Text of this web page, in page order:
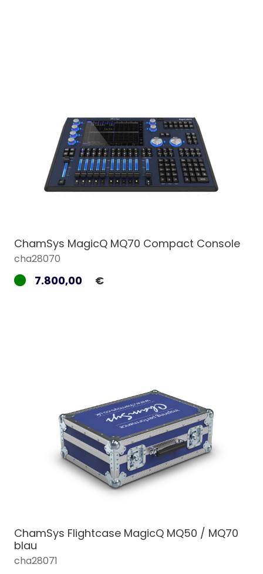
ChamSys MagicQ MQ70 Compact Console
cha28070
7.800,00 €
ChamSys Flightcase MagicQ MQ50 / MQ70
blau
cha28071